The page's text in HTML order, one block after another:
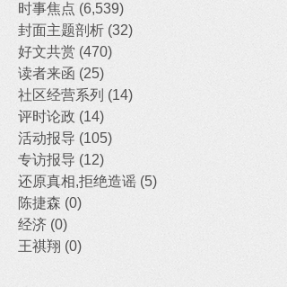
时事焦点 (6,539)
封面主题剖析 (32)
好文共赏 (470)
读者来函 (25)
社区经营系列 (14)
评时论政 (14)
活动报导 (105)
专访报导 (12)
还原真相,拒绝造谣 (5)
陈捷森 (0)
经济 (0)
王祺翔 (0)